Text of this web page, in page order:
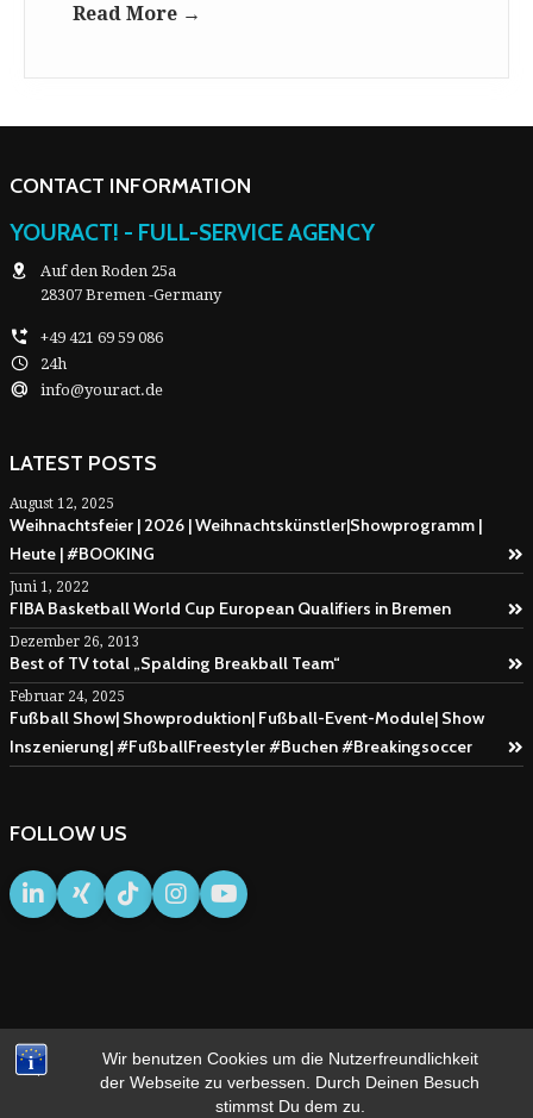
Wir benutzen Cookies um die Nutzerfreundlichkeit
der Webseite zu verbessen. Durch Deinen Besuch
stimmst Du dem zu.
Read More →
CONTACT INFORMATION
YOURACT! - FULL-SERVICE AGENCY
Auf den Roden 25a
28307 Bremen -Germany
+49 421 69 59 086
24h
info@youract.de
LATEST POSTS
August 12, 2025
Weihnachtsfeier | 2026 | Weihnachtskünstler|Showprogramm |
Heute | #BOOKING
Juni 1, 2022
FIBA Basketball World Cup European Qualifiers in Bremen
Dezember 26, 2013
Best of TV total „Spalding Breakball Team“
Februar 24, 2025
Fußball Show| Showproduktion| Fußball-Event-Module| Show
Inszenierung| #FußballFreestyler #Buchen #Breakingsoccer
FOLLOW US
IMPRESSUM AGB